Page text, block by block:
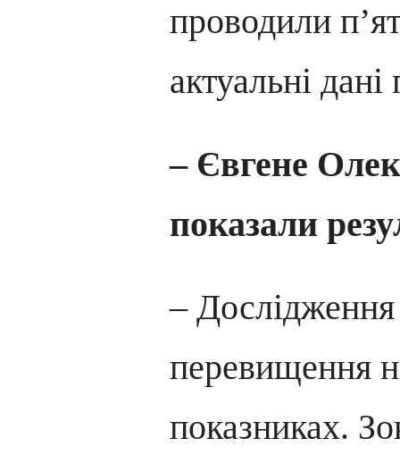
проводили
актуальні
– Євгене
показали
– Дослідження
перевищення
показниках.